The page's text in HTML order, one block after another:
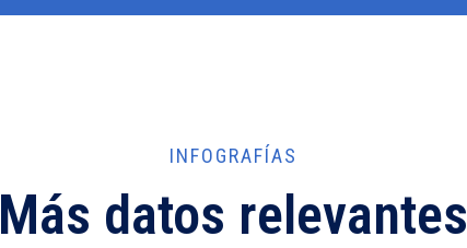
INFOGRAFÍAS
Más datos relevantes​